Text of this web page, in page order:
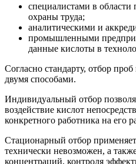
специалистами в
охраны труда;
аналитическими и
промышленными
данные кислоты в
Согласно стандарту, отбор
двумя способами.
Индивидуальный отбор
воздействие кислот
конкретного работника на его
Стационарный отбор
технически невозможен, а
концентраций, контроля